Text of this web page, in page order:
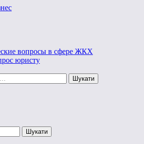
вопросы в сфере ЖКХ
юристу